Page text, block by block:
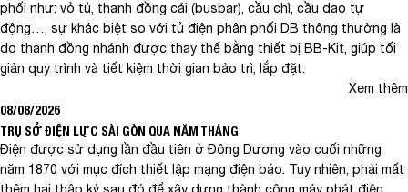
phối như: vỏ tủ, thanh đồng cái (busbar), cầu chì, cầu dao tự
động…, sự khác biệt so với tủ điện phân phối DB thông thường là
do thanh đồng nhánh được thay thế bằng thiết bị BB-Kit, giúp tối
giản quy trình và tiết kiệm thời gian bảo trì, lắp đặt.
Xem thêm
08/08/2026
TRỤ SỞ ĐIỆN LỰC SÀI GÒN QUA NĂM THÁNG
Điện được sử dụng lần đầu tiên ở Đông Dương vào cuối những
năm 1870 với mục đích thiết lập mạng điện báo. Tuy nhiên, phải mất